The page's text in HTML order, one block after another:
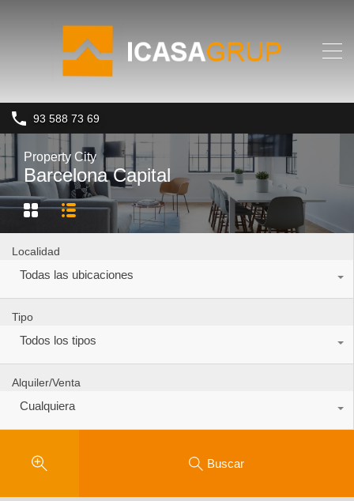
93 588 73 69
Property City
Barcelona Capital
Localidad
Todas las ubicaciones
Tipo
Todos los tipos
Alquiler/Venta
Cualquiera
Buscar